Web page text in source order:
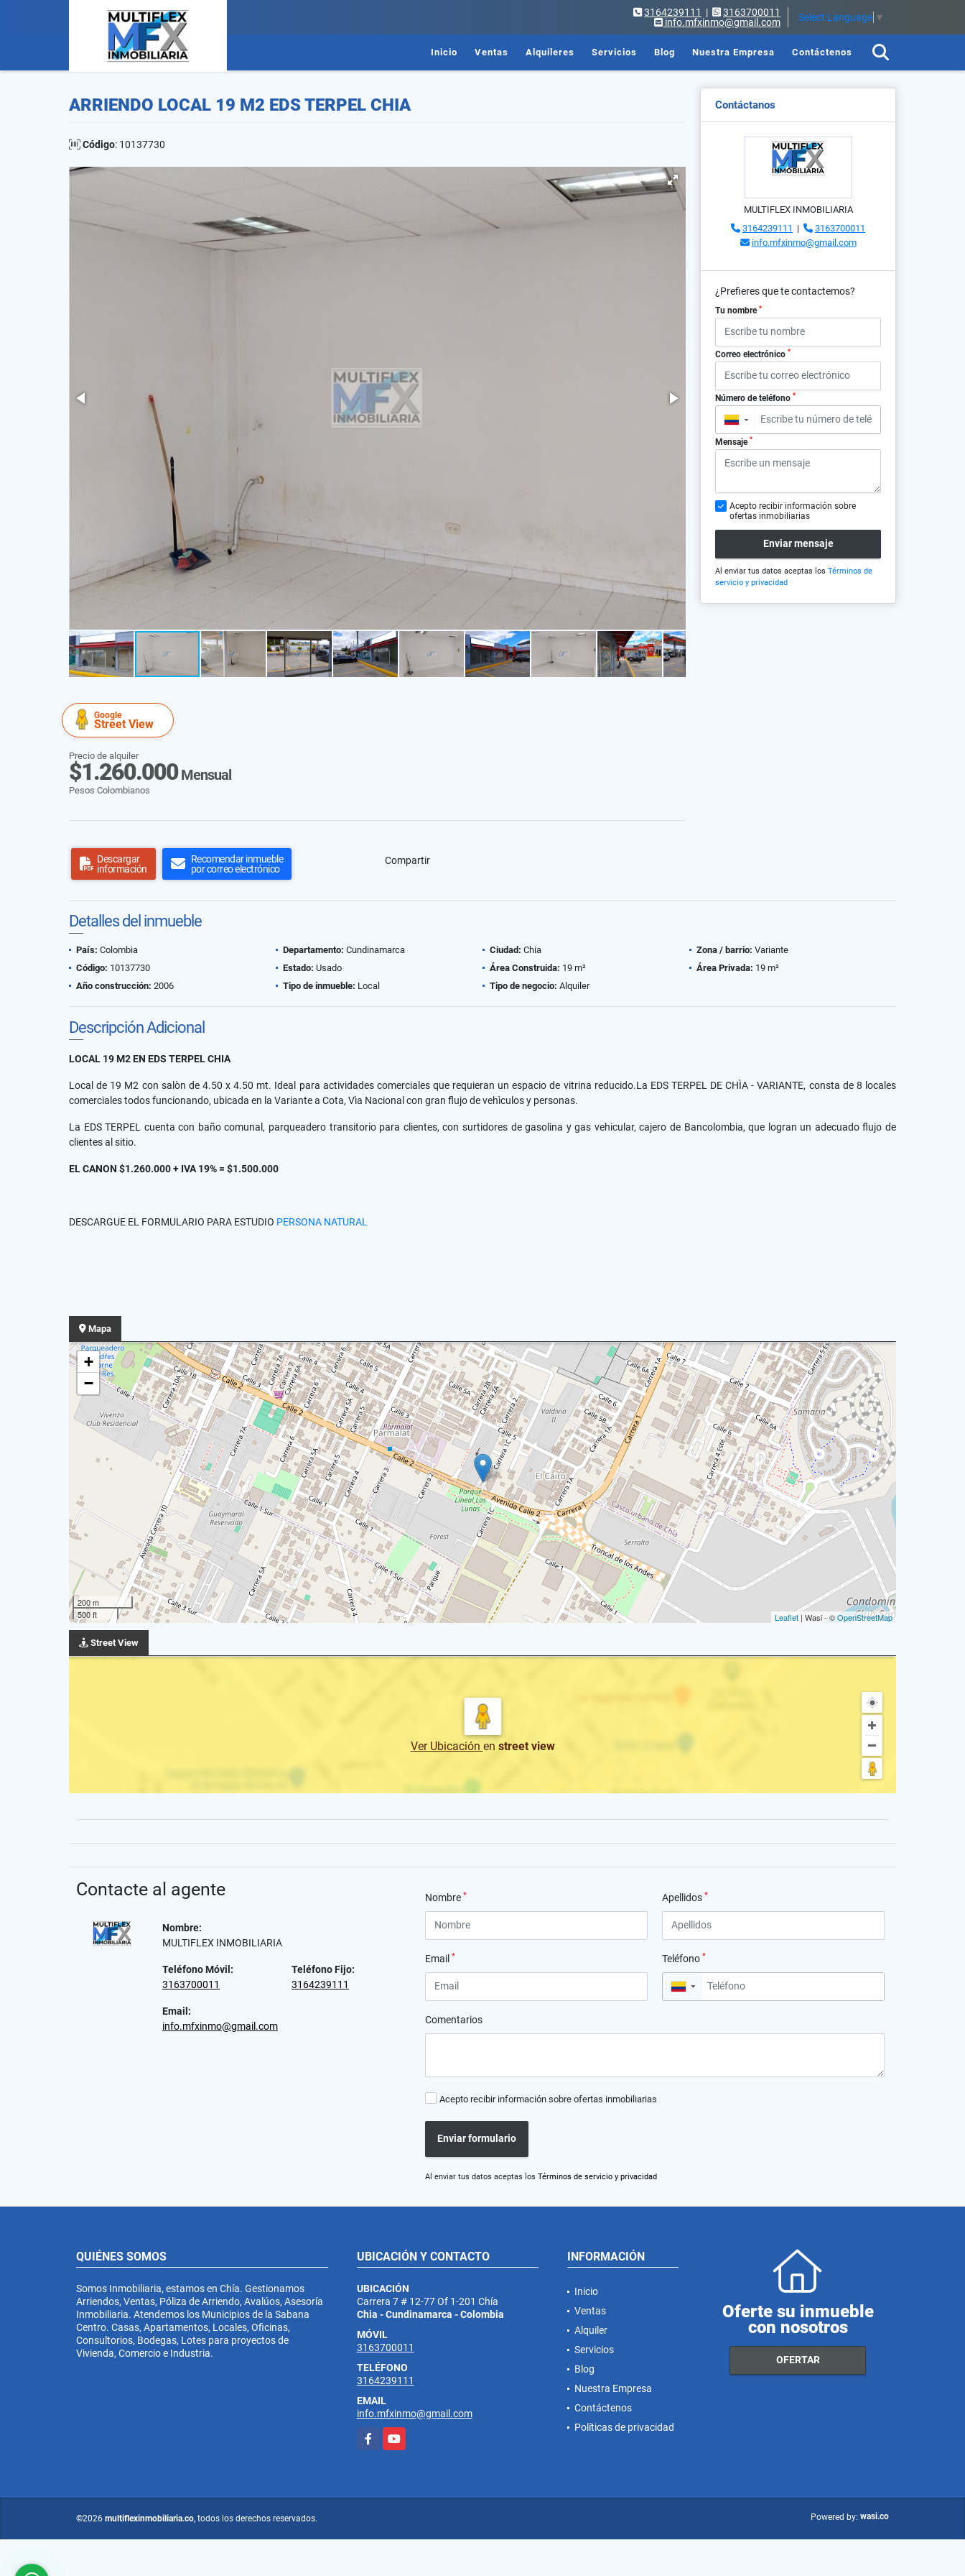
3164239111 |
3163700011
info.mfxinmo@gmail.com
Select Language ▼
Inicio Ventas Alquileres Servicios Blog Nuestra Empresa Contáctenos
ARRIENDO LOCAL 19 M2 EDS TERPEL CHIA
Código: 10137730
Google
Street View
Precio de alquiler
$1.260.000Mensual
Pesos Colombianos
Descargar
información
Recomendar inmueble
por correo electrónico
Compartir
Contáctanos
MULTIFLEX INMOBILIARIA
3164239111 |
3163700011
info.mfxinmo@gmail.com
¿Prefieres que te contactemos?
Tu nombre *
Correo electrónico *
Número de teléfono *
▼
Mensaje *
Acepto recibir información sobre
ofertas inmobiliarias
Enviar mensaje
Al enviar tus datos aceptas los Términos de
servicio y privacidad
Detalles del inmueble
País: Colombia Departamento: Cundinamarca Ciudad: Chia Zona / barrio: Variante
Código: 10137730 Estado: Usado Área Construida: 19 m² Área Privada: 19 m²
Año construcción: 2006 Tipo de inmueble: Local Tipo de negocio: Alquiler
Descripción Adicional
LOCAL 19 M2 EN EDS TERPEL CHIA
Local de 19 M2 con salòn de 4.50 x 4.50 mt. Ideal para actividades comerciales que requieran un espacio de vitrina reducido.La EDS TERPEL DE CHÌA - VARIANTE, consta de 8 locales
comerciales todos funcionando, ubicada en la Variante a Cota, Vìa Nacional con gran flujo de vehìculos y personas.
La EDS TERPEL cuenta con baño comunal, parqueadero transitorio para clientes, con surtidores de gasolina y gas vehicular, cajero de Bancolombia, que logran un adecuado flujo de
clientes al sitio.
EL CANON $1.260.000 + IVA 19% = $1.500.000
DESCARGUE EL FORMULARIO PARA ESTUDIO PERSONA NATURAL
Mapa
+
−
200 m
500 ft
Leaflet | Wasi - ©OpenStreetMap
Street View
Ver Ubicación en street view
Contacte al agente
Nombre:
MULTIFLEX INMOBILIARIA
Teléfono Móvil:
3163700011
Teléfono Fijo:
3164239111
Email:
info.mfxinmo@gmail.com
Nombre * Apellidos *
Email * Teléfono *
▼
Comentarios
Acepto recibir información sobre ofertas inmobiliarias
Enviar formulario
Al enviar tus datos aceptas los Términos de servicio y privacidad
QUIÉNES SOMOS
Somos Inmobiliaria, estamos en Chía. Gestionamos
Arriendos, Ventas, Póliza de Arriendo, Avalúos, Asesoría
Inmobiliaria. Atendemos los Municipios de la Sabana
Centro. Casas, Apartamentos, Locales, Oficinas,
Consultorios, Bodegas, Lotes para proyectos de
Vivienda, Comercio e Industria.
UBICACIÓN Y CONTACTO
UBICACIÓN
Carrera 7 # 12-77 Of 1-201 Chía
Chia - Cundinamarca - Colombia
MÓVIL
3163700011
TELÉFONO
3164239111
EMAIL
info.mfxinmo@gmail.com
FacebookYouTube
INFORMACIÓN
Inicio
Ventas
Alquiler
Servicios
Blog
Nuestra Empresa
Contáctenos
Políticas de privacidad
Oferte su inmueble
con nosotros
OFERTAR
©2026 multiflexinmobiliaria.co, todos los derechos reservados. Powered by: wasi.co